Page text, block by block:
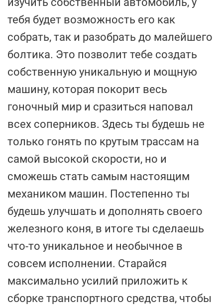
тебя будет возможность его как
собрать, так и разобрать до малейшего
болтика. Это позволит тебе создать
собственную уникальную и мощную
машину, которая покорит весь
гоночный мир и сразиться наповал
всех соперников. Здесь ты будешь не
только гонять по крутым трассам на
самой высокой скорости, но и
сможешь стать самым настоящим
механиком машин. Постепенно ты
будешь улучшать и дополнять своего
железного коня, в итоге ты сделаешь
что-то уникальное и необычное в
совсем исполнении. Старайся
максимально усилий приложить к
сборке транспортного средства, чтобы